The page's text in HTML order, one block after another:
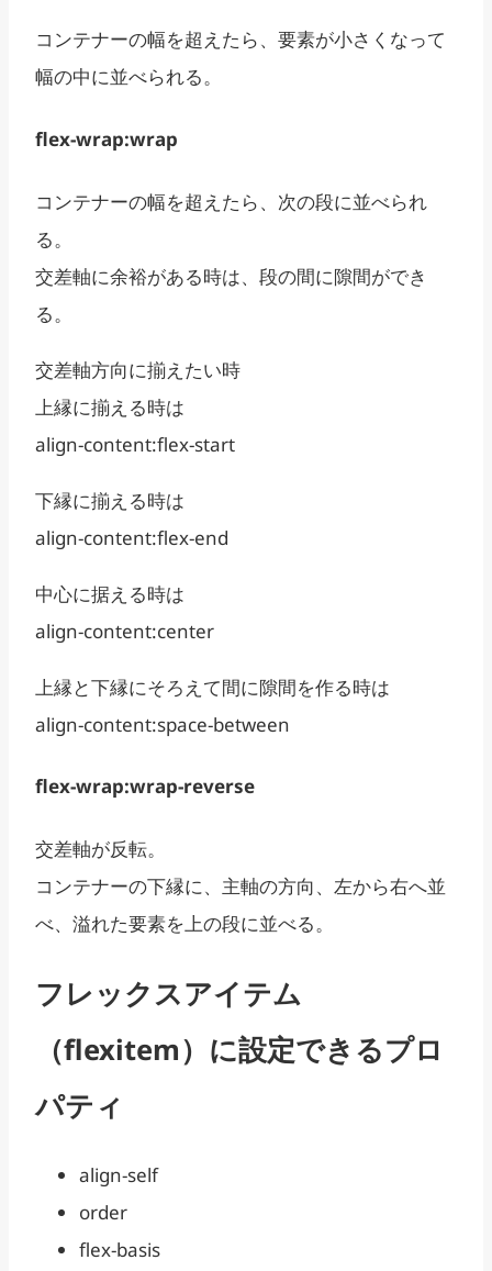
コンテナーの幅を超えたら、要素が小さくなって
幅の中に並べられる。
flex-wrap:wrap
コンテナーの幅を超えたら、次の段に並べられ
る。
交差軸に余裕がある時は、段の間に隙間ができ
る。
交差軸方向に揃えたい時
上縁に揃える時は
align-content:flex-start
下縁に揃える時は
align-content:flex-end
中心に据える時は
align-content:center
上縁と下縁にそろえて間に隙間を作る時は
align-content:space-between
flex-wrap:wrap-reverse
交差軸が反転。
コンテナーの下縁に、主軸の方向、左から右へ並
べ、溢れた要素を上の段に並べる。
フレックスアイテム
（flexitem）に設定できるプロ
パティ
align-self
order
flex-basis